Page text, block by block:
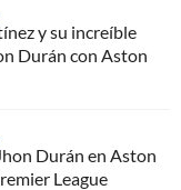
y su increíble
Durán con Aston
Durán en Aston
League